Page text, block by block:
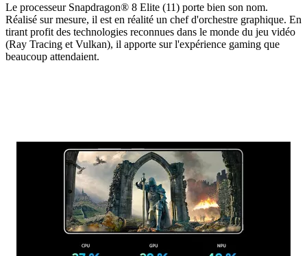
Le processeur Snapdragon® 8 Elite (11) porte bien son nom.
Réalisé sur mesure, il est en réalité un chef d'orchestre graphique. En
tirant profit des technologies reconnues dans le monde du jeu vidéo
(Ray Tracing et Vulkan), il apporte sur l'expérience gaming que
beaucoup attendaient.